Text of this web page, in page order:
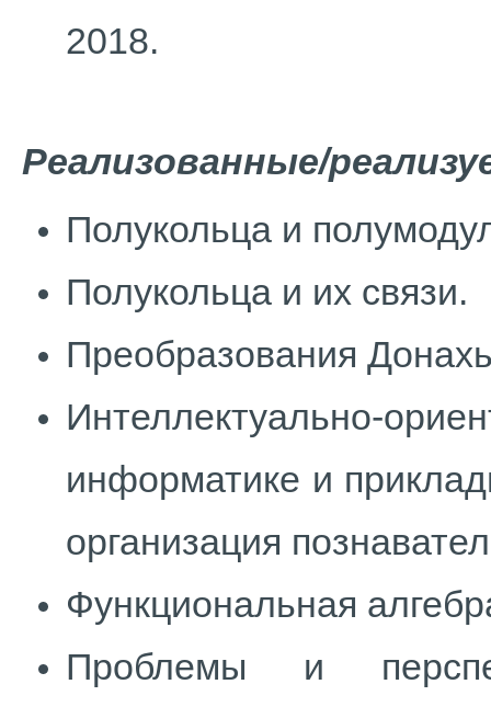
2018.
Реализованные/
Полукольца и
Полукольца и их связи.
Преобразования
Интеллектуально-
информатике и
организация
Функциональная
Проблемы и